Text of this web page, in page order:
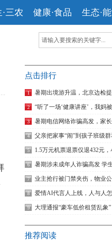
·三农 健康·食品 生态·
点击排行
1 暑期出境游升温，北京边检提示
2 “听了一场‘健康讲座’，我妈
3 暑期电信网络诈骗高发，家
4 父亲把家事“闹”到孩子班级群和小区
5 1.5万元机票退票仅退432元，小字标注
6 暑期涉未成年人诈骗高发 学
7 业主抢行被门禁夹伤，物业
8 爱情AI代言人上线，人与人
9 大理通报“豪车低价租赁乱象
推荐阅读